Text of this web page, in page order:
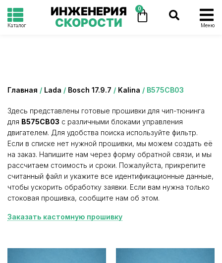
Каталог
ИНЖЕНЕРИЯ
СКОРОСТИ
0
Меню
Главная / Lada / Bosch 17.9.7 / Kalina / B575CB03
Здесь представлены готовые прошивки для чип-тюнинга
для B575CB03 с различными блоками управления
двигателем. Для удобства поиска используйте фильтр.
Если в списке нет нужной прошивки, мы можем создать её
на заказ. Напишите нам через форму обратной связи, и мы
рассчитаем стоимость и сроки. Пожалуйста, прикрепите
считанный файл и укажите все идентификационные данные,
чтобы ускорить обработку заявки. Если вам нужна только
стоковая прошивка, сообщите нам об этом.
Заказать кастомную прошивку